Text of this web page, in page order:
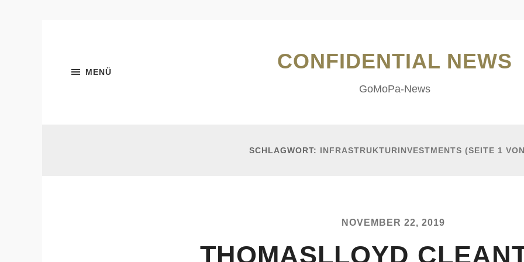
MENÜ CONFIDENTIAL NEWS
GoMoPa-News
SCHLAGWORT: INFRASTRUKTURINVESTMENTS (SEITE 1
NOVEMBER 22, 2019
THOMASLLOYD